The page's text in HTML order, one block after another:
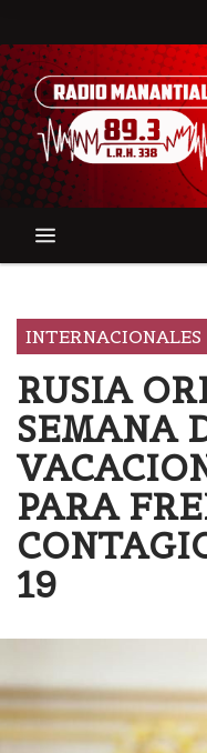
INTERNACIONALES
RUSIA
SEMANA
PARA
19